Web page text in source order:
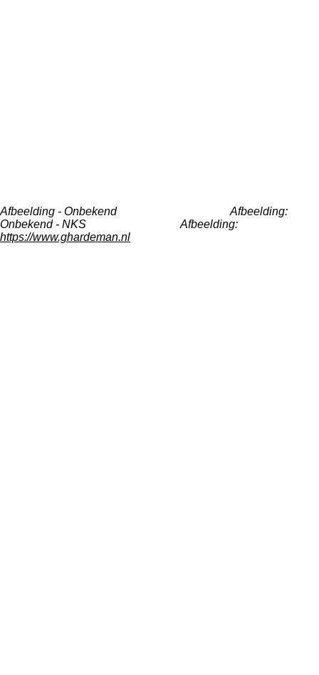
Afbeelding - Onbekend Afbeelding:
Onbekend - NKS Afbeelding:
https://www.ghardeman.nl